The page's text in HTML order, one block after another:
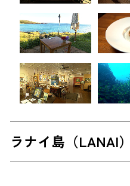
ラナイ島（LANAI）